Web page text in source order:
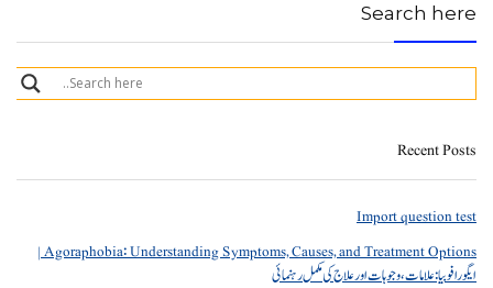
Search here
Recent Posts
Import question test
Agoraphobia: Understanding Symptoms, Causes, and Treatment Options |
ایگورافوبیا: علامات، وجوہات اور علاج کی مکمل رہنمائی